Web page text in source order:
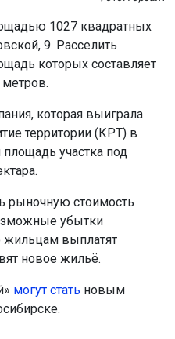
1027 квадратных
9. Расселить
которых составляет
которая выиграла
территории (КРТ) в
участка под
рыночную стоимость
убытки
жильцам выплатят
новое жильё.
могут стать новым